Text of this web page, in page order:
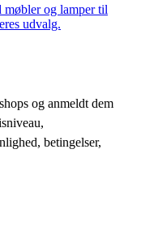
møbler og lamper til
udvalg.
og anmeldt dem
betingelser,